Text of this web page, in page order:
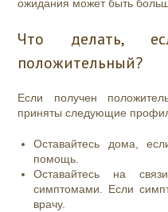
ожидания может быть
Что делать,
положительный?
Если получен
приняты следующие
Оставайтесь дома,
помощь.
Оставайтесь на
симптомами. Если
врачу.